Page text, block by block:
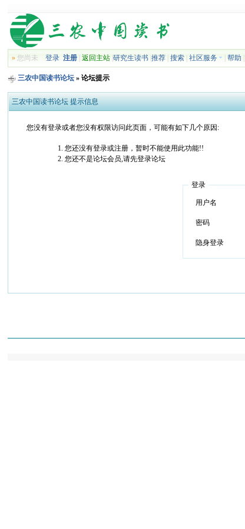
» 您尚未登录 注册 |返回主站 |研究生读书 |推荐 |搜索 |社区服务 |帮助
三农中国读书论坛 » 论坛提示
三农中国读书论坛 提示信息
您没有登录或者您没有权限访问此页面，可能有如下几个原因:
您还没有登录或注册，暂时不能使用此功能!!
您还不是论坛会员,请先登录论坛
登录
用户名
密码
隐身登录